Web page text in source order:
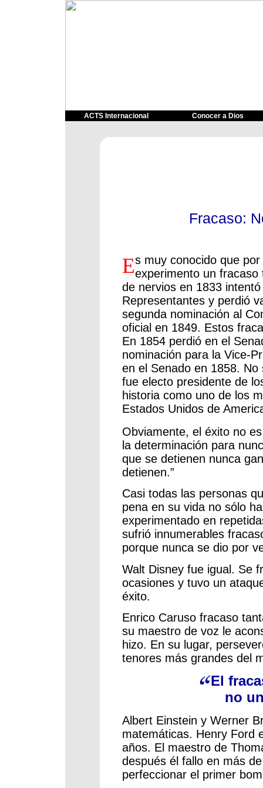
ACTS Internacional Conocer a Dios
Fracaso:
Es muy conocido que
experimento un
de nervios en 1833
Representantes y perdió
segunda nominación al
oficial en 1849. Estos
En 1854 perdió en el
nominación para la Vice-
en el Senado en 1858.
fue electo presidente de
historia como uno de los
Estados Unidos de
Obviamente, el éxito no
la determinación para
que se detienen nunca
detienen.”
Casi todas las personas
pena en su vida no sólo
experimentado en
sufrió innumerables
porque nunca se dio por
Walt Disney fue igual. Se
ocasiones y tuvo un
éxito.
Enrico Caruso fracaso
su maestro de voz le
hizo. En su lugar,
tenores más grandes del
El
no
Albert Einstein y Werner
matemáticas. Henry Ford
años. El maestro de
después él fallo en más
perfeccionar el primer